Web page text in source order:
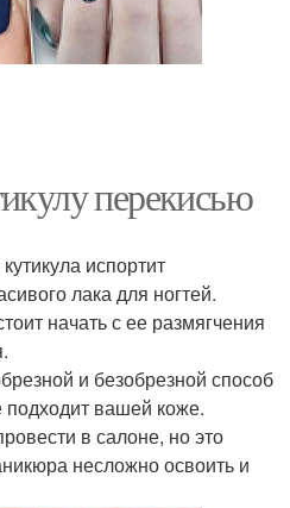
перекисью
испортит
лака для ногтей.
начать с ее размягчения
и безобрезной способ
подходит вашей коже.
в салоне, но это
несложно освоить и